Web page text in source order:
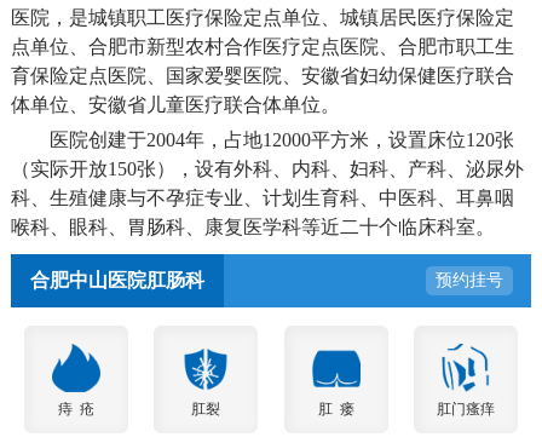
医院，是城镇职工医疗保险定点单位、城镇居民医疗保险定
点单位、合肥市新型农村合作医疗定点医院、合肥市职工生
育保险定点医院、国家爱婴医院、安徽省妇幼保健医疗联合
体单位、安徽省儿童医疗联合体单位。
医院创建于2004年，占地12000平方米，设置床位120张
（实际开放150张），设有外科、内科、妇科、产科、泌尿外
科、生殖健康与不孕症专业、计划生育科、中医科、耳鼻咽
喉科、眼科、胃肠科、康复医学科等近二十个临床科室。
合肥中山医院肛肠科 预约挂号
痔 疮 肛裂 肛 瘘 肛门瘙痒